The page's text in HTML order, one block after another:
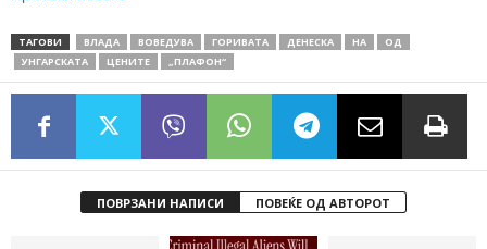
ТАГОВИ ВЛАДА ВОВЕДУВА ГОРИВАТА ДЕНЕСКА НА
ОД
УНГАРСКАТА
ЦЕНИТЕ „ПЛАФОН“
ПОВРЗАНИ НАПИСИ ПОВЕЌЕ ОД АВТОРОТ